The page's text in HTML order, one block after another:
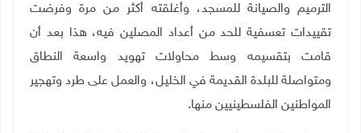
الترميم والصيانة للمسجد، وأغلقته أكثر من مرة وفرضت
تقييدات تعسفية للحد من أعداد المصلين فيه، هذا بعد أن
قامت بتقسيمه وسط محاولات تهويد واسعة النطاق
ومتواصلة للبلدة القديمة في الخليل، والعمل على طرد وتهجير
المواطنين الفلسطينيين منها.